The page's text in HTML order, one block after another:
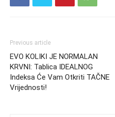
Previous article
EVO KOLIKI JE NORMALAN
KRVNI: Tablica IDEALNOG
Indeksa Će Vam Otkriti TAČNE
Vrijednosti!